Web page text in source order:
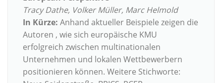
Tracy Dathe, Volker Müller, Marc Helmold
In Kürze: Anhand aktueller Beispiele zeigen die
Autoren , wie sich europäische KMU
erfolgreich zwischen multinationalen
Unternehmen und lokalen Wettbewerbern
positionieren können. Weitere Stichworte: